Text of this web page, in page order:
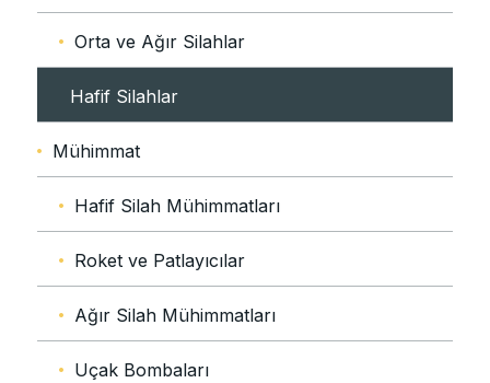
Orta ve Ağır Silahlar
Hafif Silahlar
Mühimmat
Hafif Silah Mühimmatları
Roket ve Patlayıcılar
Ağır Silah Mühimmatları
Uçak Bombaları